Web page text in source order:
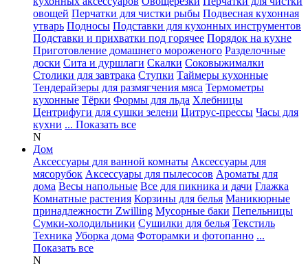
овощей Перчатки для чистки рыбы Подвесная кухонная
утварь Подносы Подставки для кухонных инструментов
Подставки и прихватки под горячее Порядок на кухне
Приготовление домашнего мороженого Разделочные
доски Сита и дуршлаги Скалки Соковыжималки
Столики для завтрака Ступки Таймеры кухонные
Тендерайзеры для размягчения мяса Термометры
кухонные Тёрки Формы для льда Хлебницы
Центрифуги для сушки зелени Цитрус-прессы Часы для
кухни ... Показать все
N
Дом
Аксессуары для ванной комнаты Аксессуары для
мясорубок Аксессуары для пылесосов Ароматы для
дома Весы напольные Все для пикника и дачи Глажка
Комнатные растения Корзины для белья Маникюрные
принадлежности Zwilling Мусорные баки Пепельницы
Сумки-холодильники Сушилки для белья Текстиль
Техника Уборка дома Фоторамки и фотопанно ...
Показать все
N